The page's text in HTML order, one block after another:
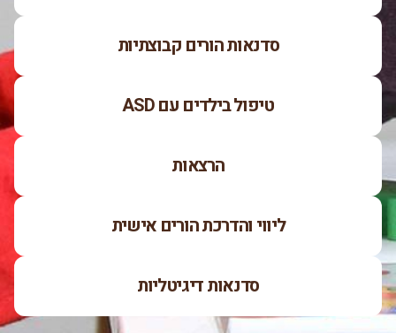
סדנאות הורים קבוצתיות
טיפול בילדים עם ASD
הרצאות
ליווי והדרכת הורים אישית
סדנאות דיגיטליות